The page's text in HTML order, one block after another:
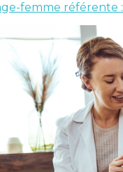
femme référente :